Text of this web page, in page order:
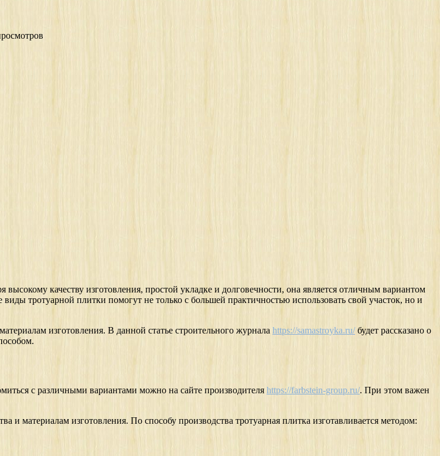
качеству изготовления, простой укладке и долговечности, она является отличным вариантом
тротуарной плитки помогут не только с большей практичностью использовать свой участок, но и
изготовления. В данной статье строительного журнала https://samastroyka.ru/будет рассказано о
с различными вариантами можно на сайте производителя https://farbstein-group.ru/. При этом важен
и материалам изготовления. По способу производства тротуарная плитка изготавливается методом: